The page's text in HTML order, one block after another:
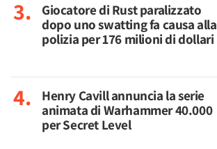
Giocatore di Rust paralizzato
dopo uno swatting fa causa alla
polizia per 176 milioni di dollari
Henry Cavill annuncia la serie
animata di Warhammer 40.000
per Secret Level